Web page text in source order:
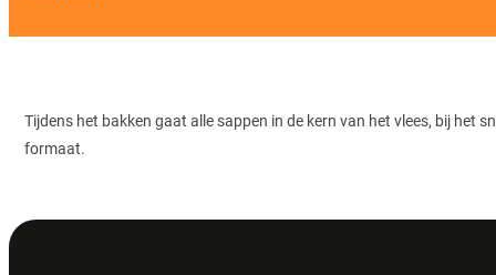
Tijdens het bakken gaat alle sappen in de kern van het vlees, bij het
formaat.